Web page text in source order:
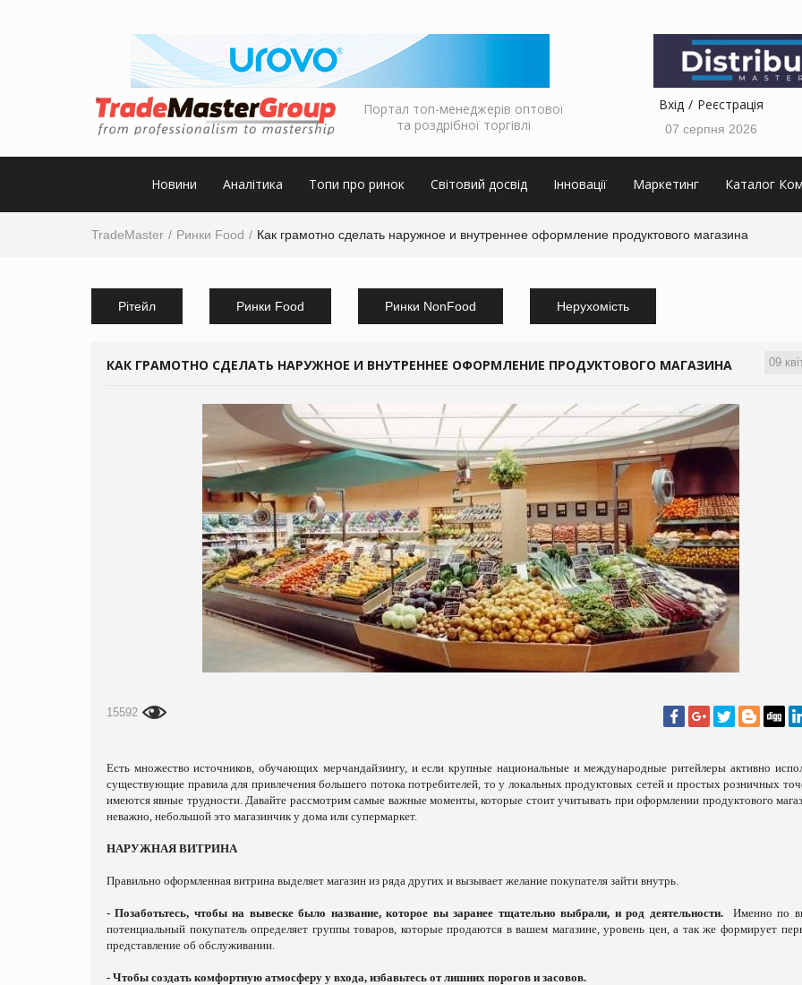
Портал топ-менеджерів оптової
та роздрібної торгівлі
Вхід Реєстрація
07 серпня 2026
Новини Аналітика Топи про ринок Світовий досвід Інновації Маркетинг Каталог
TradeMaster Ринки Food Как грамотно сделать наружное и внутреннее оформление продуктового магазина
Рітейл Ринки Food Ринки NonFood Нерухомість
09
КАК ГРАМОТНО СДЕЛАТЬ НАРУЖНОЕ И ВНУТРЕННЕЕ ОФОРМЛЕНИЕ ПРОДУКТОВОГО МАГАЗИНА
15592
Есть множество источников, обучающих мерчандайзингу, и если крупные национальные и международные ритейлеры активно
существующие правила для привлечения большего потока потребителей, то у локальных продуктовых сетей и простых розничных
имеются явные трудности. Давайте рассмотрим самые важные моменты, которые стоит учитывать при оформлении продуктового
неважно, небольшой это магазинчик у дома или супермаркет.
НАРУЖНАЯ ВИТРИНА
Правильно оформленная витрина выделяет магазин из ряда других и вызывает желание покупателя зайти внутрь.
- Позаботьтесь, чтобы на вывеске было название, которое вы заранее тщательно выбрали, и род деятельности.
Именно по
потенциальный покупатель определяет группы товаров, которые продаются в вашем магазине, уровень цен, а так же формирует
представление об обслуживании.
- Чтобы создать комфортную атмосферу у входа, избавьтесь от лишних порогов и засовов.